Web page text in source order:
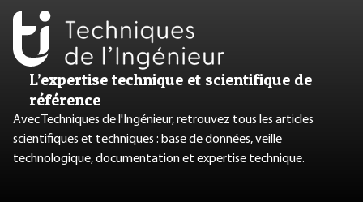
L’expertise technique et scientifique de
référence
Avec Techniques de l'Ingénieur, retrouvez tous les articles
scientifiques et techniques : base de données, veille
technologique, documentation et expertise technique.